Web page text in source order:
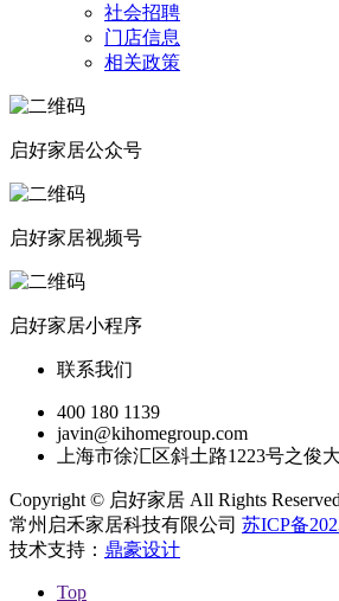
社会招聘
门店信息
相关政策
启好家居公众号
启好家居视频号
启好家居小程序
联系我们
400 180 1139
javin@kihomegroup.com
上海市徐汇区斜土路1223号之俊
Copyright © 启好家居 All Rights
常州启禾家居科技有限公司 苏ICP备
技术支持： 鼎豪设计
Top